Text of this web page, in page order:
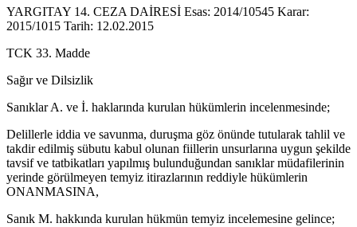
YARGITAY 14. CEZA DAİRESİ Esas: 2014/10545 Karar:
2015/1015 Tarih: 12.02.2015
TCK 33. Madde
Sağır ve Dilsizlik
Sanıklar A. ve İ. haklarında kurulan hükümlerin incelenmesinde;
Delillerle iddia ve savunma, duruşma göz önünde tutularak tahlil ve
takdir edilmiş sübutu kabul olunan fiillerin unsurlarına uygun şekilde
tavsif ve tatbikatları yapılmış bulunduğundan sanıklar müdafilerinin
yerinde görülmeyen temyiz itirazlarının reddiyle hükümlerin
ONANMASINA,
Sanık M. hakkında kurulan hükmün temyiz incelemesine gelince;